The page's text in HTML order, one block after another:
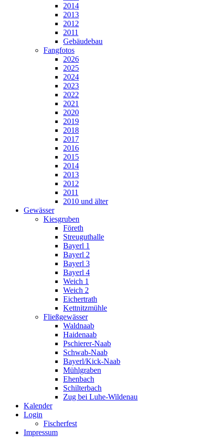
2014
2013
2012
2011
Gebäudebau
Fangfotos
2026
2025
2024
2023
2022
2021
2020
2019
2018
2017
2016
2015
2014
2013
2012
2011
2010 und älter
Gewässer
Kiesgruben
Företh
Streuguthalle
Bayerl 1
Bayerl 2
Bayerl 3
Bayerl 4
Weich 1
Weich 2
Eichertrath
Kettnitzmühle
Fließgewässer
Waldnaab
Haidenaab
Pschierer-Naab
Schwab-Naab
Bayerl/Kick-Naab
Mühlgraben
Ehenbach
Schilterbach
Zug bei Luhe-Wildenau
Kalender
Login
Fischerfest
Impressum